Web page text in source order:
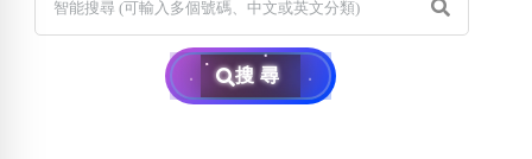
搜尋